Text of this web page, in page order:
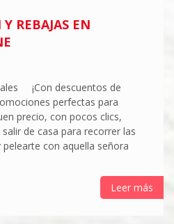
REBAJAS EN
¡Con descuentos de
perfectas para
precio, con pocos clics,
de casa para recorrer las
con aquella señora
Leer más